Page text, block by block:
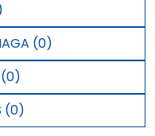
(0)
(0)
(0)